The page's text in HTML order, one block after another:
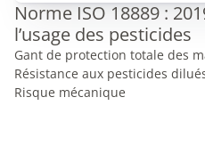
Norme ISO 18889 :
l’usage des pesticides
Gant de protection totale des
Résistance aux pesticides
Risque mécanique